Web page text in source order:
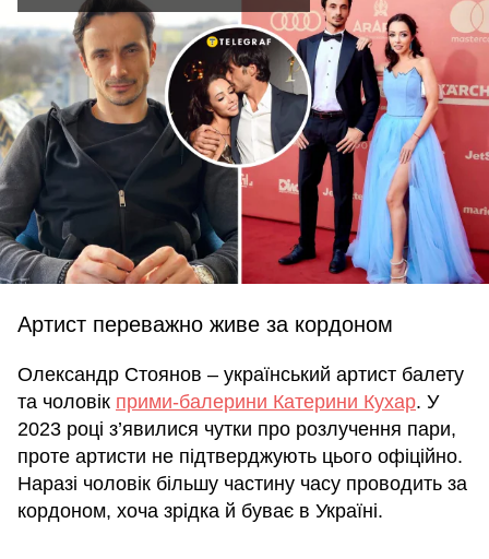
Артист переважно живе за кордоном
Олександр Стоянов – український артист балету
та чоловік прими-балерини Катерини Кухар. У
2023 році з’явилися чутки про розлучення пари,
проте артисти не підтверджують цього офіційно.
Наразі чоловік більшу частину часу проводить за
кордоном, хоча зрідка й буває в Україні.